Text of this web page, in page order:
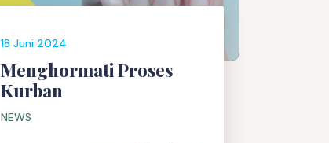
18 Juni 2024
Menghormati Proses
Kurban
NEWS